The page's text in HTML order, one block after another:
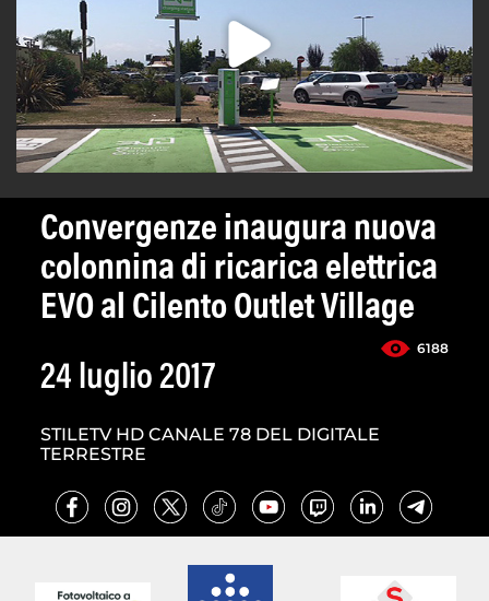
Convergenze inaugura nuova
colonnina di ricarica elettrica
EVO al Cilento Outlet Village
6188
24 luglio 2017
STILETV HD CANALE 78 DEL DIGITALE
TERRESTRE